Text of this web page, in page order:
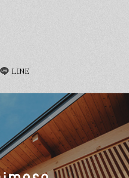
LINE